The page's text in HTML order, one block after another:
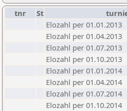
tnr St
Elozahl per 01.01.2013
Elozahl per 01.04.2013
Elozahl per 01.07.2013
Elozahl per 01.10.2013
Elozahl per 01.01.2014
Elozahl per 01.04.2014
Elozahl per 01.07.2014
Elozahl per 01.10.2014